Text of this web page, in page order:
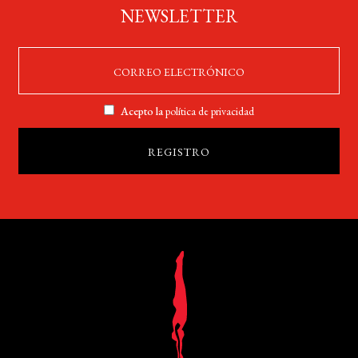
NEWSLETTER
Acepto lapolítica de privacidad